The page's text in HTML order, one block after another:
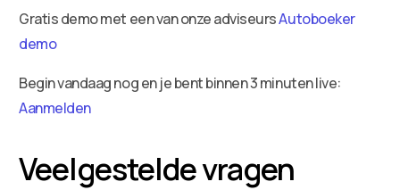
Gratis demo met een van onze adviseursAutoboeker
demo
Begin vandaag nog en je bent binnen 3 minuten live:
Aanmelden
Veelgestelde vragen